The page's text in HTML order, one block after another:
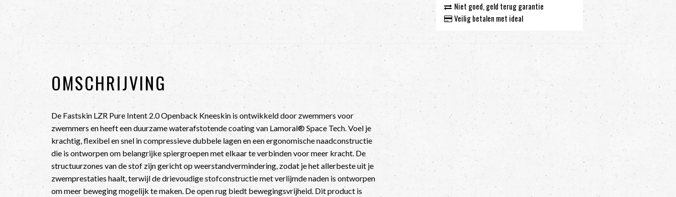
Niet goed, geld terug garantie
Veilig betalen met ideal
OMSCHRIJVING
De Fastskin LZR Pure Intent 2.0 Openback Kneeskin is ontwikkeld door zwemmers voor
zwemmers en heeft een duurzame waterafstotende coating van Lamoral® Space Tech. Voel je
krachtig, flexibel en snel in compressieve dubbele lagen en een ergonomische naadconstructie
die is ontworpen om belangrijke spiergroepen met elkaar te verbinden voor meer kracht. De
structuurzones van de stof zijn gericht op weerstandvermindering, zodat je het allerbeste uit je
zwemprestaties haalt, terwijl de drievoudige stofconstructie met verlijmde naden is ontworpen
om meer beweging mogelijk te maken. De open rug biedt bewegingsvrijheid. Dit product is